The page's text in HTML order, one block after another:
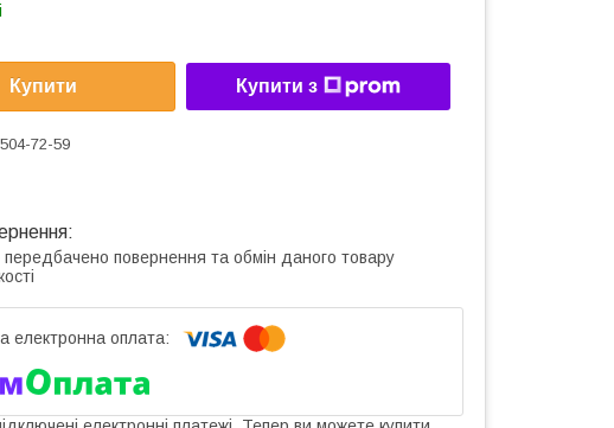
Купити Купити з
72-59
повернення та обмін даного товару